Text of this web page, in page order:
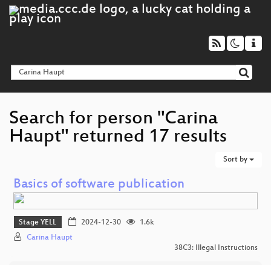
Search for person "Carina
Haupt" returned 17 results
Sort by
Basics of software publication
Stage YELL 2024-12-30
1.6k
Carina Haupt
38C3: Illegal Instructions